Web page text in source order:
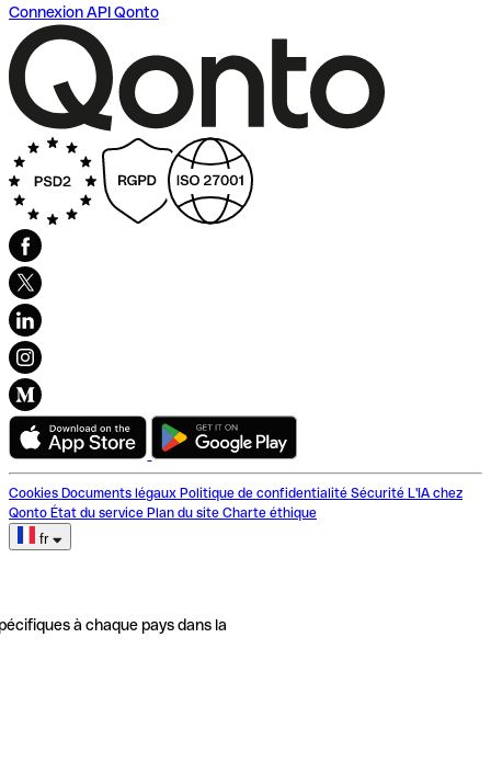
Connexion API Qonto
Cookies Documents légaux Politique de confidentialité Sécurité L'IA chez
Qonto État du service Plan du site Charte éthique
fr
à chaque pays dans la